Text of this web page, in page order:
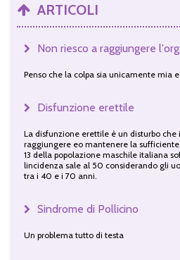
ARTICOLI
Non riesco a raggiungere
Penso che la colpa sia unicamente mia
Disfunzione erettile
La disfunzione erettile è un disturbo che
raggiungere eo mantenere la
13 della popolazione maschile italiana
lincidenza sale al 50 considerando gli
tra i 40 e i 70 anni.
Sindrome di Pollicino
Un problema tutto di testa